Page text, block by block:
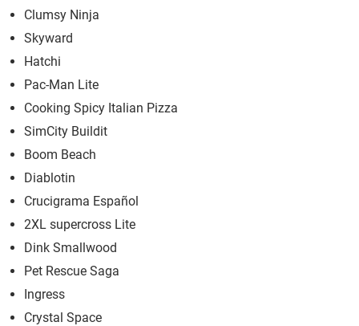
Clumsy Ninja
Skyward
Hatchi
Pac-Man Lite
Cooking Spicy Italian Pizza
SimCity Buildit
Boom Beach
Diablotin
Crucigrama Español
2XL supercross Lite
Dink Smallwood
Pet Rescue Saga
Ingress
Crystal Space